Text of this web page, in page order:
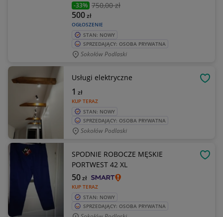
-33% 750,00 zł
OGŁOSZENIE
500zł
STAN: NOWY
SPRZEDAJĄCY: OSOBA PRYWATNA
Sokołów Podlaski
Usługi elektryczne
KUP TERAZ
1 zł
STAN: NOWY
SPRZEDAJĄCY: OSOBA PRYWATNA
Sokołów Podlaski
SPODNIE ROBOCZE MĘSKIE
PORTWEST 42 XL
KUP TERAZ
50zł
STAN: NOWY
SPRZEDAJĄCY: OSOBA PRYWATNA